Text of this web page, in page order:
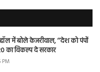
में बोले केजरीवाल, ‘‘देश को पंपों
का विकल्प दे सरकार
PM